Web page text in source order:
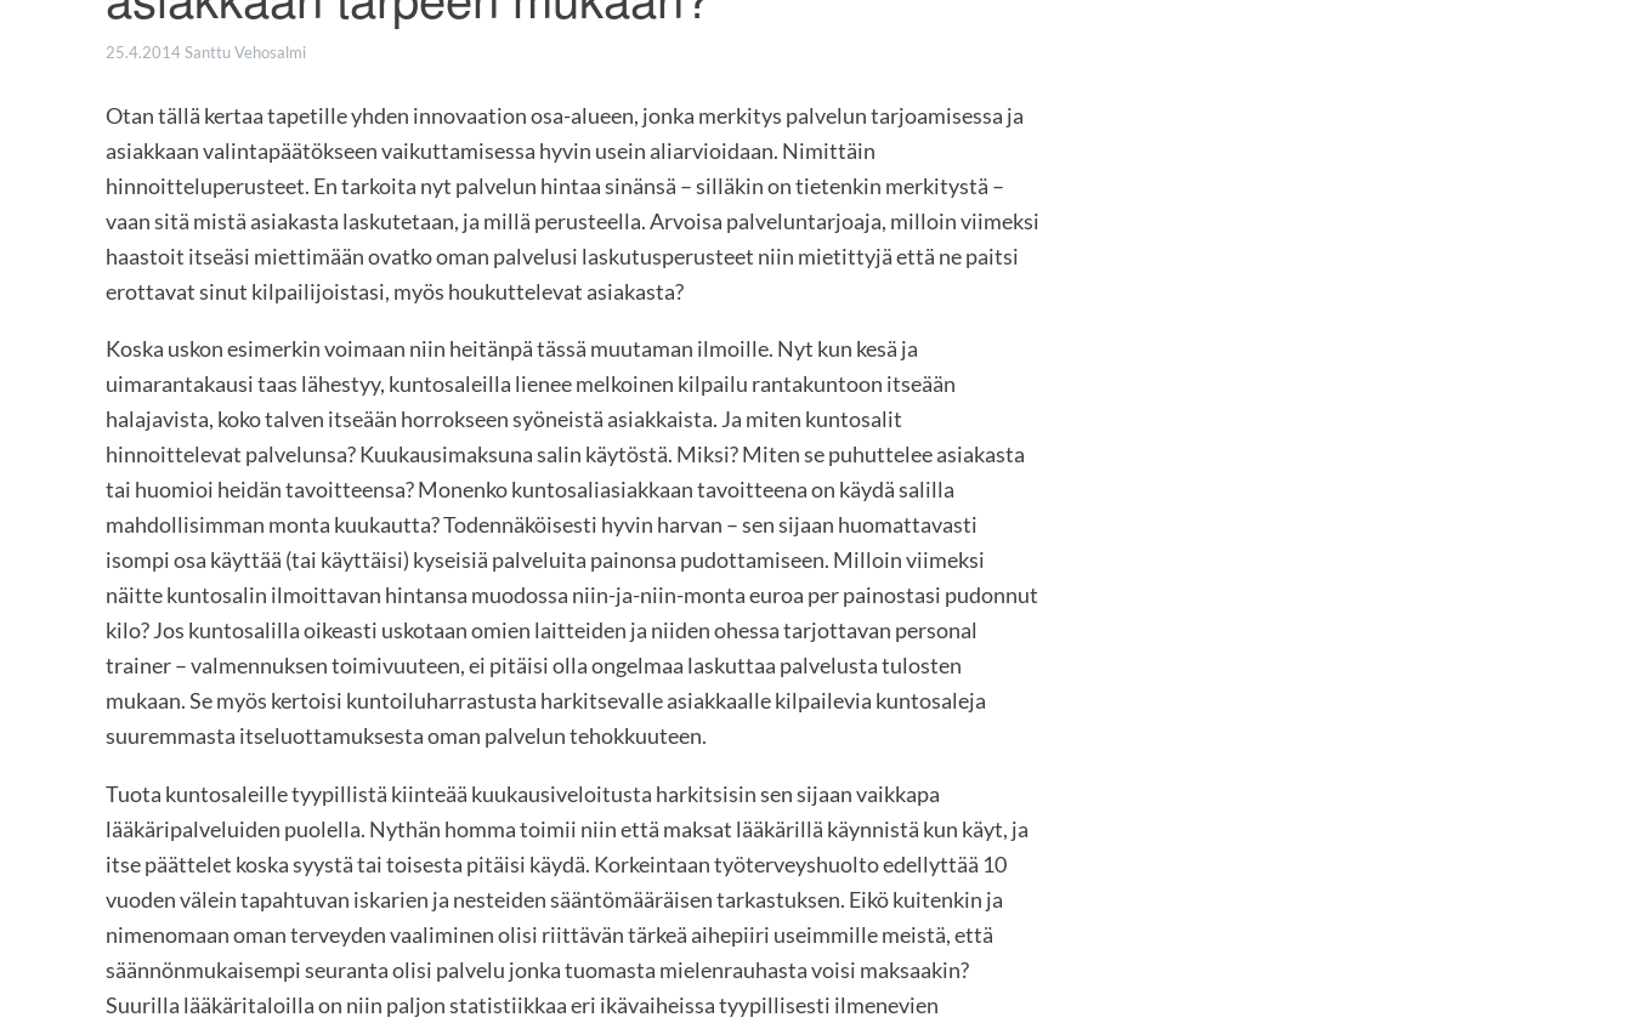
25.4.2014 Santtu Vehosalmi
Otan tällä kertaa tapetille yhden innovaation osa-alueen, jonka merkitys palvelun tarjoamisessa ja
asiakkaan valintapäätökseen vaikuttamisessa hyvin usein aliarvioidaan. Nimittäin
hinnoitteluperusteet. En tarkoita nyt palvelun hintaa sinänsä – silläkin on tietenkin merkitystä –
vaan sitä mistä asiakasta laskutetaan, ja millä perusteella. Arvoisa palveluntarjoaja, milloin viimeksi
haastoit itseäsi miettimään ovatko oman palvelusi laskutusperusteet niin mietittyjä että ne paitsi
erottavat sinut kilpailijoistasi, myös houkuttelevat asiakasta?
Koska uskon esimerkin voimaan niin heitänpä tässä muutaman ilmoille. Nyt kun kesä ja
uimarantakausi taas lähestyy, kuntosaleilla lienee melkoinen kilpailu rantakuntoon itseään
halajavista, koko talven itseään horrokseen syöneistä asiakkaista. Ja miten kuntosalit
hinnoittelevat palvelunsa? Kuukausimaksuna salin käytöstä. Miksi? Miten se puhuttelee asiakasta
tai huomioi heidän tavoitteensa? Monenko kuntosaliasiakkaan tavoitteena on käydä salilla
mahdollisimman monta kuukautta? Todennäköisesti hyvin harvan – sen sijaan huomattavasti
isompi osa käyttää (tai käyttäisi) kyseisiä palveluita painonsa pudottamiseen. Milloin viimeksi
näitte kuntosalin ilmoittavan hintansa muodossa niin-ja-niin-monta euroa per painostasi pudonnut
kilo? Jos kuntosalilla oikeasti uskotaan omien laitteiden ja niiden ohessa tarjottavan personal
trainer – valmennuksen toimivuuteen, ei pitäisi olla ongelmaa laskuttaa palvelusta tulosten
mukaan. Se myös kertoisi kuntoiluharrastusta harkitsevalle asiakkaalle kilpailevia kuntosaleja
suuremmasta itseluottamuksesta oman palvelun tehokkuuteen.
Tuota kuntosaleille tyypillistä kiinteää kuukausiveloitusta harkitsisin sen sijaan vaikkapa
lääkäripalveluiden puolella. Nythän homma toimii niin että maksat lääkärillä käynnistä kun käyt, ja
itse päättelet koska syystä tai toisesta pitäisi käydä. Korkeintaan työterveyshuolto edellyttää 10
vuoden välein tapahtuvan iskarien ja nesteiden sääntömääräisen tarkastuksen. Eikö kuitenkin ja
nimenomaan oman terveyden vaaliminen olisi riittävän tärkeä aihepiiri useimmille meistä, että
säännönmukaisempi seuranta olisi palvelu jonka tuomasta mielenrauhasta voisi maksaakin?
Suurilla lääkäritaloilla on niin paljon statistiikkaa eri ikävaiheissa tyypillisesti ilmenevien